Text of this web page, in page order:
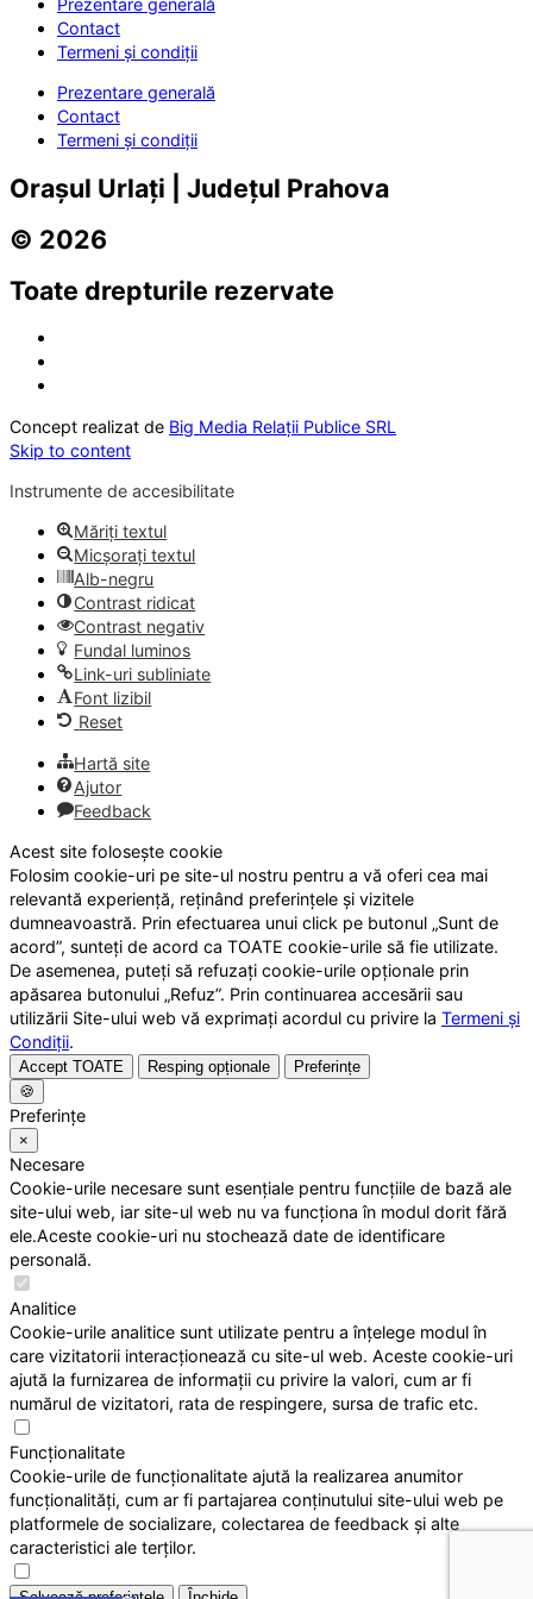
Prezentare generală
Contact
Termeni și condiții
Prezentare generală
Contact
Termeni și condiții
Orașul Urlați | Județul Prahova
© 2026
Toate drepturile rezervate
Concept realizat de Big Media Relații Publice SRL
Skip to content
Instrumente de accesibilitate
Măriți textul
Micșorați textul
Alb-negru
Contrast ridicat
Contrast negativ
Fundal luminos
Link-uri subliniate
Font lizibil
Reset
Hartă site
Ajutor
Feedback
Acest site folosește cookie
Folosim cookie-uri pe site-ul nostru pentru a vă oferi cea mai
relevantă experiență, reținând preferințele și vizitele
dumneavoastră. Prin efectuarea unui click pe butonul „Sunt de
acord”, sunteți de acord ca TOATE cookie-urile să fie utilizate.
De asemenea, puteți să refuzați cookie-urile opționale prin
apăsarea butonului „Refuz”. Prin continuarea accesării sau
utilizării Site-ului web vă exprimați acordul cu privire la Termeni și
Condiții.
Accept TOATE Resping opționale
Preferințe
🍪
Preferințe
×
Necesare
Cookie-urile necesare sunt esențiale pentru funcțiile de bază ale
site-ului web, iar site-ul web nu va funcționa în modul dorit fără
ele.Aceste cookie-uri nu stochează date de identificare
personală.
Analitice
Cookie-urile analitice sunt utilizate pentru a înțelege modul în
care vizitatorii interacționează cu site-ul web. Aceste cookie-uri
ajută la furnizarea de informații cu privire la valori, cum ar fi
numărul de vizitatori, rata de respingere, sursa de trafic etc.
Funcționalitate
Cookie-urile de funcționalitate ajută la realizarea anumitor
funcționalități, cum ar fi partajarea conținutului site-ului web pe
platformele de socializare, colectarea de feedback și alte
caracteristici ale terților.